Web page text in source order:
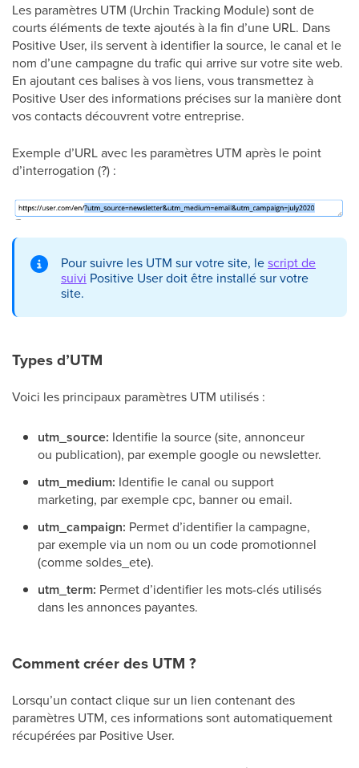
Les paramètres UTM (Urchin Tracking Module) sont de
courts éléments de texte ajoutés à la fin d’une URL. Dans
Positive User, ils servent à identifier la source, le canal et le
nom d’une campagne du trafic qui arrive sur votre site web.
En ajoutant ces balises à vos liens, vous transmettez à
Positive User des informations précises sur la manière dont
vos contacts découvrent votre entreprise.
Exemple d’URL avec les paramètres UTM après le point
d’interrogation (?) :
Pour suivre les UTM sur votre site, lescript de
suivi Positive User doit être installé sur votre
site.
Types d’UTM
Voici les principaux paramètres UTM utilisés :
utm_source: Identifie la source (site, annonceur
ou publication), par exemple google ou newsletter.
utm_medium: Identifie le canal ou support
marketing, par exemple cpc, banner ou email.
utm_campaign: Permet d’identifier la campagne,
par exemple via un nom ou un code promotionnel
(comme soldes_ete).
utm_term: Permet d’identifier les mots-clés utilisés
dans les annonces payantes.
Comment créer des UTM ?
Lorsqu’un contact clique sur un lien contenant des
paramètres UTM, ces informations sont automatiquement
récupérées par Positive User.